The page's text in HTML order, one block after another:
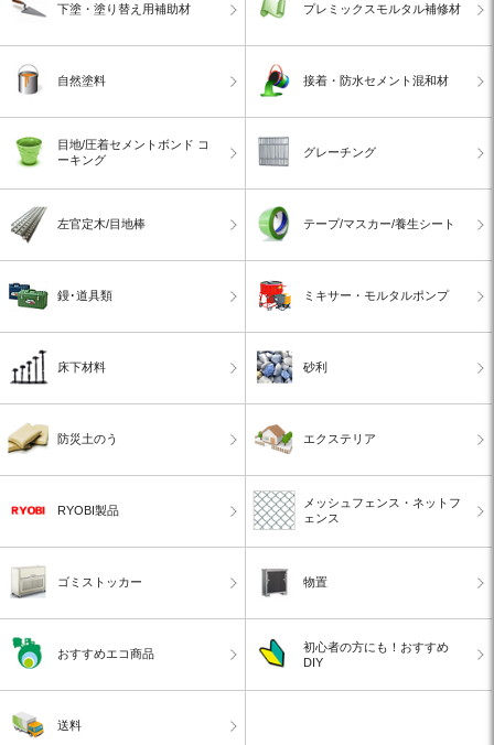
下塗・塗り替え用補助材 プレミックスモルタル補修材
自然塗料 接着・防水セメント混和材
目地/圧着セメントボンド コ
ーキング
グレーチング
左官定木/目地棒 テープ/マスカー/養生シート
鏝･道具類 ミキサー・モルタルポンプ
床下材料 砂利
防災土のう エクステリア
RYOBI製品
メッシュフェンス・ネットフ
ェンス
ゴミストッカー 物置
おすすめエコ商品
初心者の方にも！おすすめ
DIY
送料